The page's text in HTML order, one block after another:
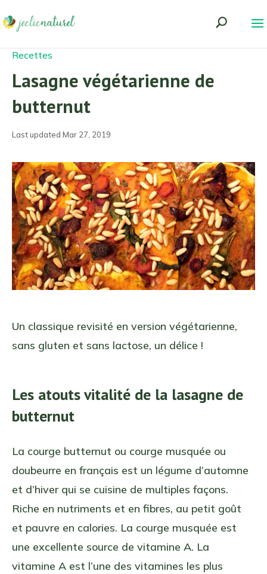
Recettes
Lasagne végétarienne de
butternut
Last updated Mar 27, 2019
Un classique revisité en version végétarienne,
sans gluten et sans lactose, un délice !
Les atouts vitalité de la lasagne de
butternut
La courge butternut ou courge musquée ou
doubeurre en français est un légume d’automne
et d’hiver qui se cuisine de multiples façons.
Riche en nutriments et en fibres, au petit goût
et pauvre en calories. La courge musquée est
une excellente source de vitamine A. La
vitamine A est l’une des vitamines les plus